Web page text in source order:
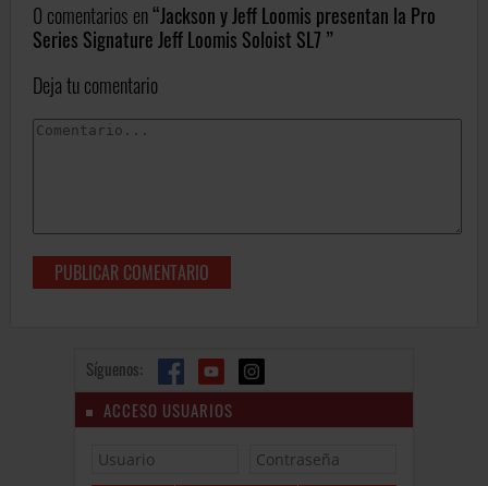
0 comentarios en Jackson y Jeff Loomis presentan la Pro
Series Signature Jeff Loomis Soloist SL7
Deja tu comentario
Síguenos:
ACCESO USUARIOS